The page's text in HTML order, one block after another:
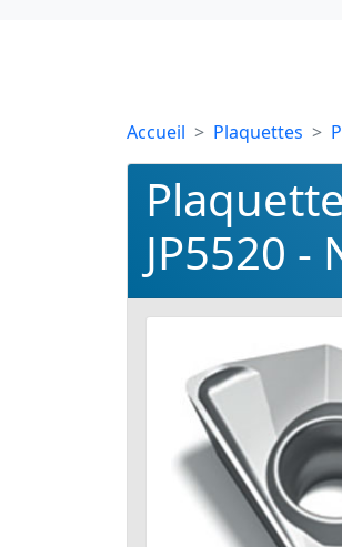
Accueil Plaquettes
JP5520 -